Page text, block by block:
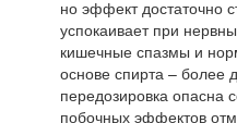
но эффект достаточно
успокаивает при
кишечные спазмы и
основе спирта – более
передозировка опасна
побочных эффектов